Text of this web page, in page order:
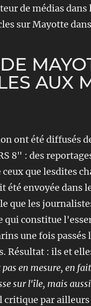
de médias
sur Mayotte dans
AUX
ont été diffusés
8" : des
que lesdites
été envoyée dans
que les
qui constitue
une fois passés
Résultat : ils et
en mesure, en
sur l'île, mais
critique par